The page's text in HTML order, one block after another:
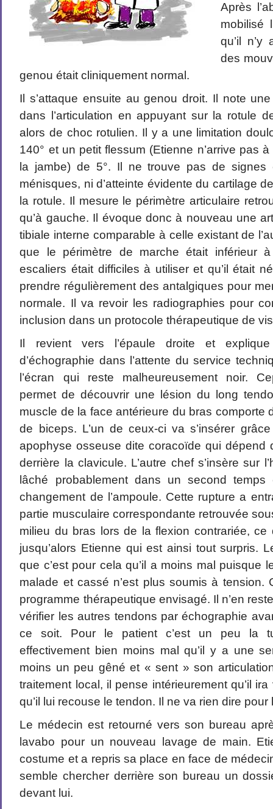
Après
mobilisé
qu’il n’y
des
genou était cliniquement normal.
Il s’attaque ensuite au genou droit. Il note
dans l’articulation en appuyant sur la rotule
alors de choc rotulien. Il y a une limitation
140° et un petit flessum (Etienne n’arrive pas
la jambe) de 5°. Il ne trouve pas de signes
ménisques, ni d’atteinte évidente du cartilage
la rotule. Il mesure le périmètre articulaire
qu’à gauche. Il évoque donc à nouveau une
tibiale interne comparable à celle existant de
que le périmètre de marche était inférieur
escaliers était difficiles à utiliser et qu’il était
prendre régulièrement des antalgiques pour
normale. Il va revoir les radiographies pour
inclusion dans un protocole thérapeutique de
Il revient vers l’épaule droite et
d’échographie dans l’attente du service
l’écran qui reste malheureusement noir.
permet de découvrir une lésion du long
muscle de la face antérieure du bras comporte
de biceps. L’un de ceux-ci va s’insérer
apophyse osseuse dite coracoïde qui dépend
derrière la clavicule. L’autre chef s’insère sur
lâché probablement dans un second temps
changement de l’ampoule. Cette rupture a
partie musculaire correspondante retrouvée
milieu du bras lors de la flexion contrariée, ce
jusqu’alors Etienne qui est ainsi tout surpris.
que c’est pour cela qu’il a moins mal puisque
malade et cassé n’est plus soumis à tension.
programme thérapeutique envisagé. Il n’en
vérifier les autres tendons par échographie
ce soit. Pour le patient c’est un peu la
effectivement bien moins mal qu’il y a une
moins un peu gêné et « sent » son
traitement local, il pense intérieurement qu’il
qu’il lui recouse le tendon. Il ne va rien dire pour
Le médecin est retourné vers son bureau
lavabo pour un nouveau lavage de main.
costume et a repris sa place en face de
semble chercher derrière son bureau un
devant lui.